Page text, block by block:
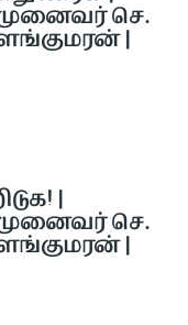
செ.
|
|
செ.
|